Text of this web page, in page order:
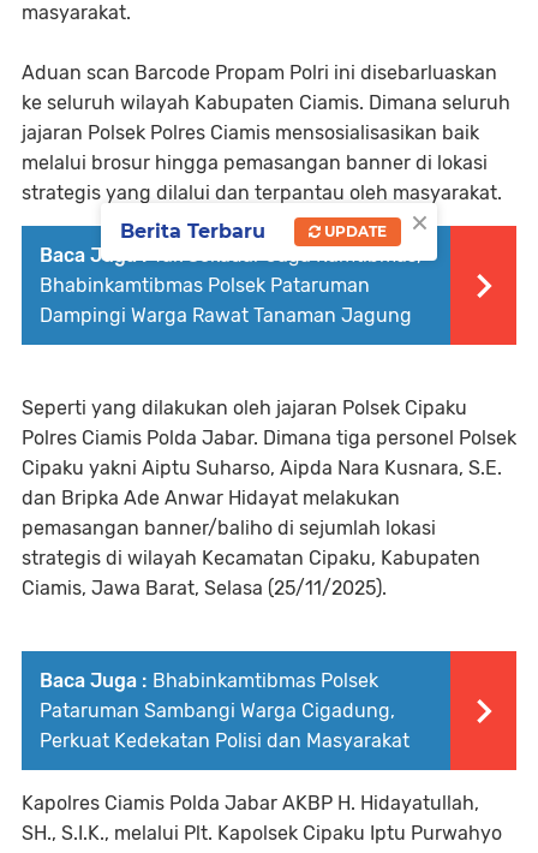
masyarakat.
Aduan scan Barcode Propam Polri ini disebarluaskan
ke seluruh wilayah Kabupaten Ciamis. Dimana seluruh
jajaran Polsek Polres Ciamis mensosialisasikan baik
melalui brosur hingga pemasangan banner di lokasi
strategis yang dilalui dan terpantau oleh masyarakat.
Baca Juga : Tak Sekadar Jaga Kamtibmas,
Bhabinkamtibmas Polsek Pataruman
Dampingi Warga Rawat Tanaman Jagung
Seperti yang dilakukan oleh jajaran Polsek Cipaku
Polres Ciamis Polda Jabar. Dimana tiga personel Polsek
Cipaku yakni Aiptu Suharso, Aipda Nara Kusnara, S.E.
dan Bripka Ade Anwar Hidayat melakukan
pemasangan banner/baliho di sejumlah lokasi
strategis di wilayah Kecamatan Cipaku, Kabupaten
Ciamis, Jawa Barat, Selasa (25/11/2025).
Baca Juga : Bhabinkamtibmas Polsek
Pataruman Sambangi Warga Cigadung,
Perkuat Kedekatan Polisi dan Masyarakat
Kapolres Ciamis Polda Jabar AKBP H. Hidayatullah,
SH., S.I.K., melalui Plt. Kapolsek Cipaku Iptu Purwahyo
×
Berita Terbaru UPDATE